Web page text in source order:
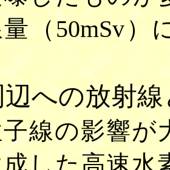
（50mSv）
への放射
線の影響が
した高速水